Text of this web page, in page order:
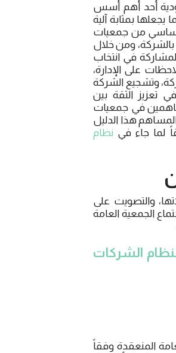
أحد أهم أسس
بمثابة آلية
من جمعيات
بالشركة، ومن خلال
في انتخاب
على الإدارة،
وتشجيع الشركة
تعزيز الثقة بين
في جمعيات
هذا الدليل
لما جاء في نظام
والتصويت على
الجمعية العامة
الشركات
المنعقدة وفقاً